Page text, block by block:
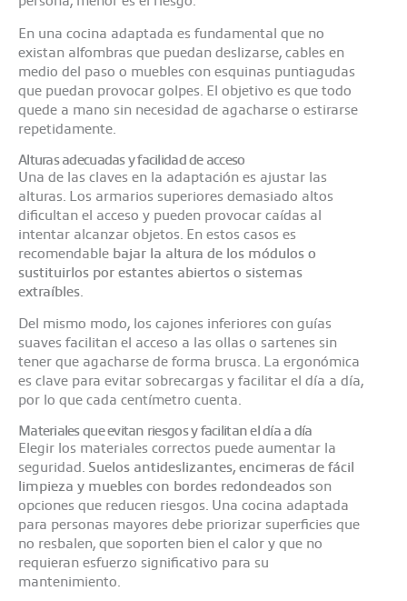
En una cocina adaptada es fundamental que no
existan alfombras que puedan deslizarse, cables en
medio del paso o muebles con esquinas puntiagudas
que puedan provocar golpes. El objetivo es que todo
quede a mano sin necesidad de agacharse o estirarse
repetidamente.
Alturas adecuadas y facilidad de acceso
Una de las claves en la adaptación es ajustar las
alturas. Los armarios superiores demasiado altos
dificultan el acceso y pueden provocar caídas al
intentar alcanzar objetos. En estos casos es
recomendable bajar la altura de los módulos o
sustituirlos por estantes abiertos o sistemas
extraíbles
Del mismo modo, los cajones inferiores con guías
suaves facilitan el acceso a las ollas o sartenes sin
tener que agacharse de forma brusca. La ergonómica
es clave para evitar sobrecargas y facilitar el día a día,
por lo que cada centímetro cuenta.
Materiales que evitan riesgos y facilitan el día a día
Elegir los materiales correctos puede aumentar la
seguridad. Suelos antideslizantes, encimeras de fácil
limpieza y muebles con bordes redondeados son
opciones que reducen riesgos. Una cocina adaptada
para personas mayores debe priorizar superficies que
no resbalen, que soporten bien el calor y que no
requieran esfuerzo significativo para su
mantenimiento.